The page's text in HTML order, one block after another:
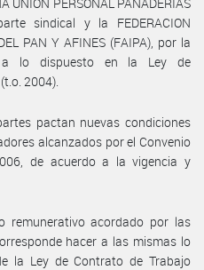
sindical y la FEDERACION
PAN Y AFINES (FAIPA), por la
a lo dispuesto en la Ley de
2004).
pactan nuevas condiciones
alcanzados por el Convenio
de acuerdo a la vigencia y
remunerativo acordado por las
hacer a las mismas lo
la Ley de Contrato de Trabajo